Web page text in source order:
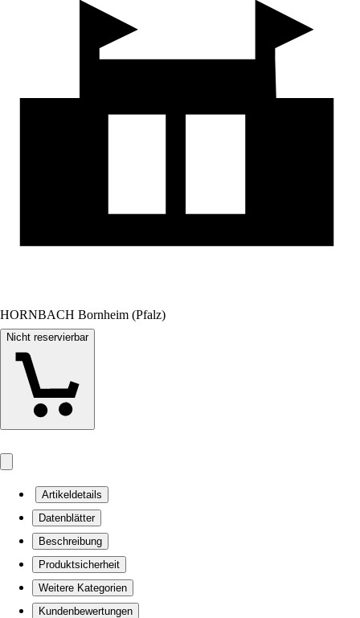
HORNBACH Bornheim (Pfalz)
Nicht reservierbar
Artikeldetails
Datenblätter
Beschreibung
Produktsicherheit
Weitere Kategorien
Kundenbewertungen